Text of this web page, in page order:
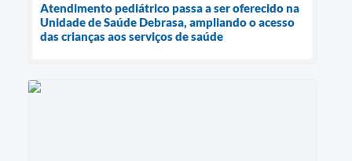
Atendimento pediátrico passa a ser oferecido na
Unidade de Saúde Debrasa, ampliando o acesso
das crianças aos serviços de saúde